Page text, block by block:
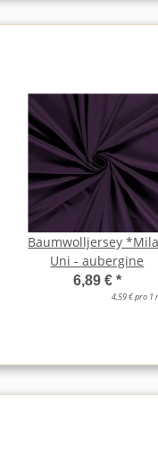
Baumwolljersey
Uni - aubergine
6,89 € *
4,59 € pro 1